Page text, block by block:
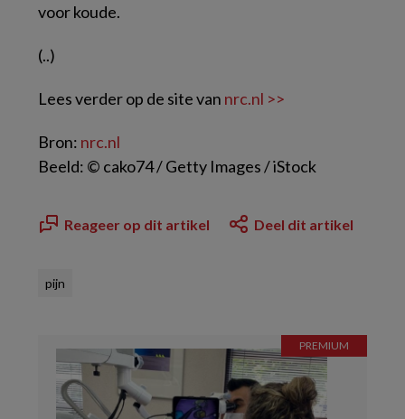
voor koude.
(..)
Lees verder op de site van nrc.nl >>
Bron: nrc.nl
Beeld: © cako74 / Getty Images / iStock
Reageer op dit artikel Deel dit artikel
pijn